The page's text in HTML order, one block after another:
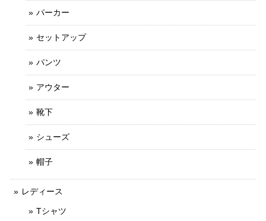
パーカー
セットアップ
パンツ
アウター
靴下
シューズ
帽子
レディース
Tシャツ